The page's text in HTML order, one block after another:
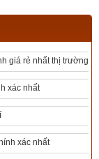
là ngày tốt hay
tốt hay xấu? Ý
chiếu đại kỵ xuất
chiếu đại kỵ khởi
giá rẻ nhất thị trường
xác nhất
xác nhất